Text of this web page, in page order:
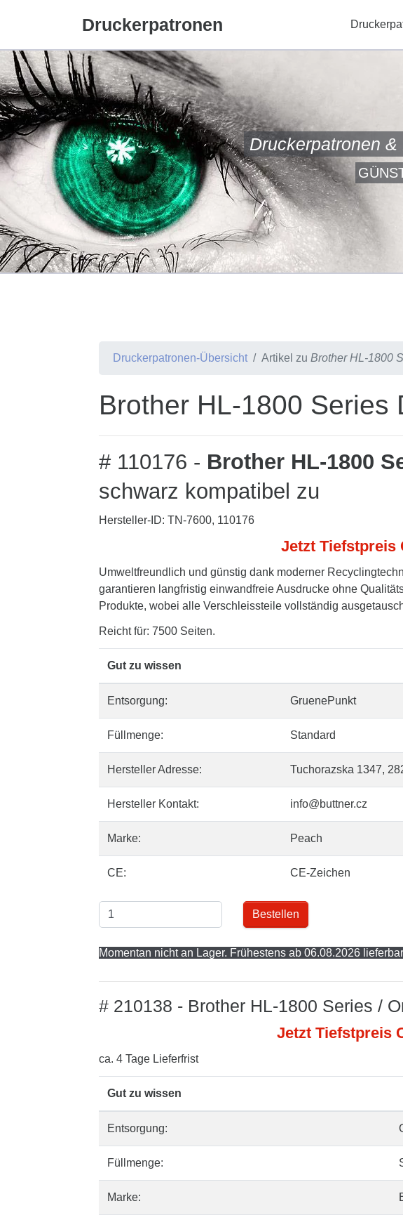
Druckerpatronen
Druckerpatronen
Druckerpatronen-Übersicht Artikel zu Brother HL-1800
Brother HL-1800 Series
# 110176 - Brother HL-1800
schwarz kompatibel zu
Hersteller-ID: TN-7600, 110176
Jetzt Tiefstpreis
Umweltfreundlich und günstig dank moderner
garantieren langfristig einwandfreie Ausdrucke ohne
Produkte, wobei alle Verschleissteile vollständig
Reicht für: 7500 Seiten.
Gut zu wissen
Entsorgung: GruenePunkt
Füllmenge: Standard
Hersteller Adresse: Tuchorazska 1347,
Hersteller Kontakt: info@buttner.cz
Marke: Peach
CE: CE-Zeichen
Bestellen
Momentan nicht an Lager. Frühestens ab 06.08.2026 lieferbar
# 210138 - Brother HL-1800 Series /
Jetzt Tiefstpreis
ca. 4 Tage Lieferfrist
Gut zu wissen
Entsorgung:
Füllmenge:
Marke: